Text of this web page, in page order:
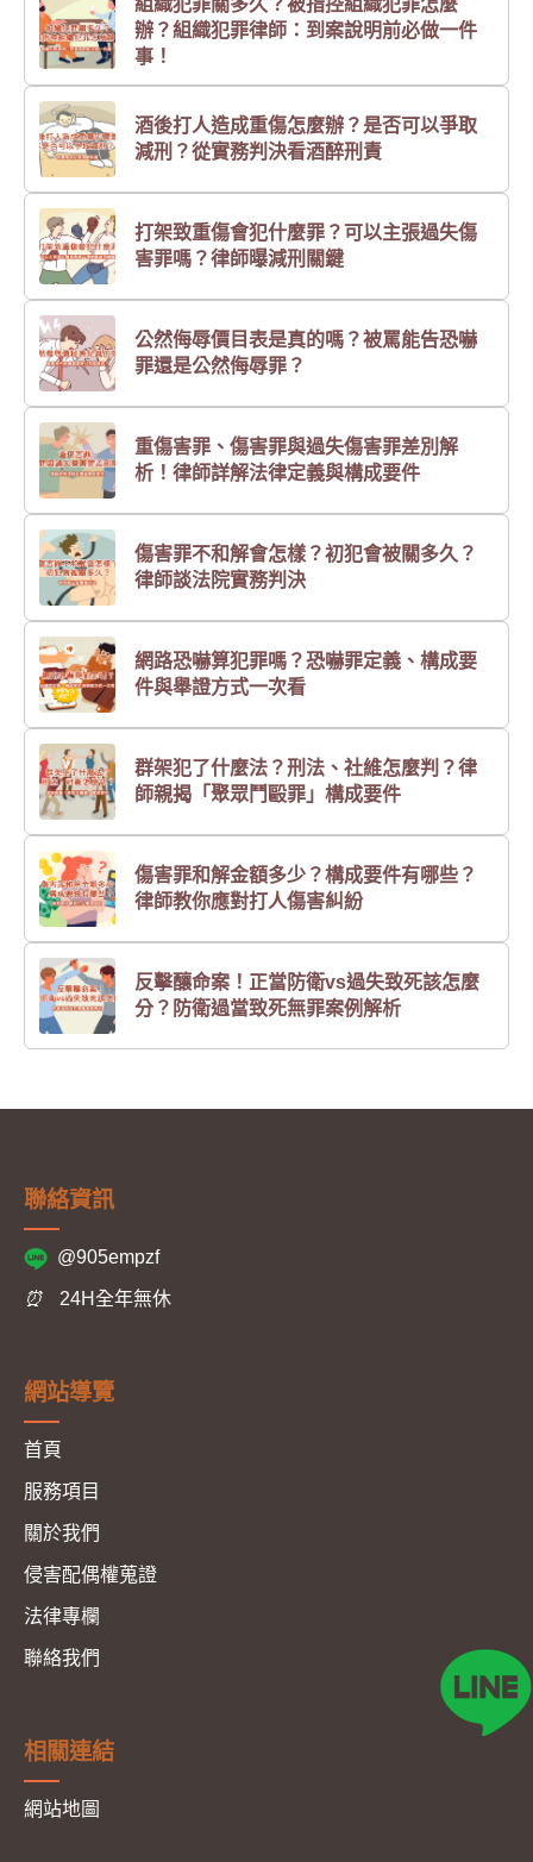
辦？組織犯罪律師：到案說明前必做一件
事！
酒後打人造成重傷怎麼辦？是否可以爭取
減刑？從實務判決看酒醉刑責
打架致重傷會犯什麼罪？可以主張過失傷
害罪嗎？律師曝減刑關鍵
公然侮辱價目表是真的嗎？被罵能告恐嚇
罪還是公然侮辱罪？
重傷害罪、傷害罪與過失傷害罪差別解
析！律師詳解法律定義與構成要件
傷害罪不和解會怎樣？初犯會被關多久？
律師談法院實務判決
網路恐嚇算犯罪嗎？恐嚇罪定義、構成要
件與舉證方式一次看
群架犯了什麼法？刑法、社維怎麼判？律
師親揭「聚眾鬥毆罪」構成要件
傷害罪和解金額多少？構成要件有哪些？
律師教你應對打人傷害糾紛
反擊釀命案！正當防衛vs過失致死該怎麼
分？防衛過當致死無罪案例解析
聯絡資訊
@905empzf
⏰ 24H全年無休
網站導覽
首頁
服務項目
關於我們
侵害配偶權蒐證
法律專欄
聯絡我們
相關連結
網站地圖